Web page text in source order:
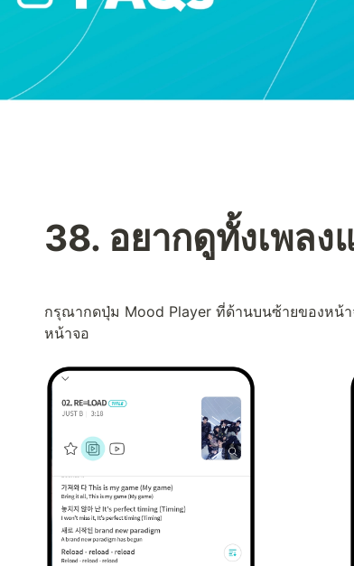
38. อยากดูทั้งเพล
กรุณากดปุ่ม Mood Player ที่ด้านบนซ้ายของหน้
หน้าจอ